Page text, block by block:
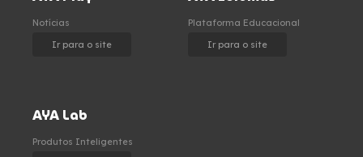
Notícias
Ir para o site
Plataforma Educacional
Ir para o site
AYA Lab
Produtos Inteligentes